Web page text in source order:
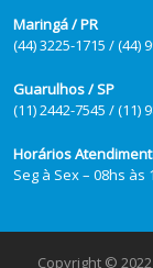
Maringá / PR
(44) 3225-1715 / (44)
Guarulhos / SP
(11) 2442-7545 / (11)
Horários
Seg à Sex – 08hs às
Copyright ©